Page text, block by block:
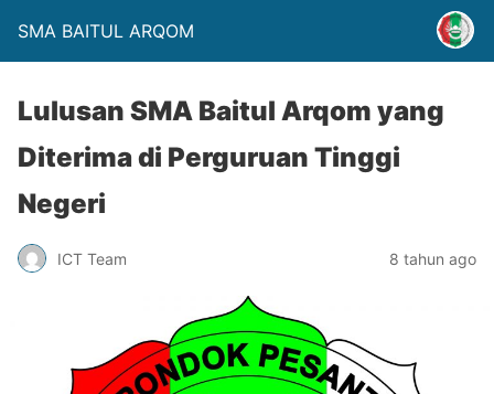
SMA BAITUL ARQOM
Lulusan SMA Baitul Arqom yang
Diterima di Perguruan Tinggi
Negeri
ICT Team 8 tahun ago